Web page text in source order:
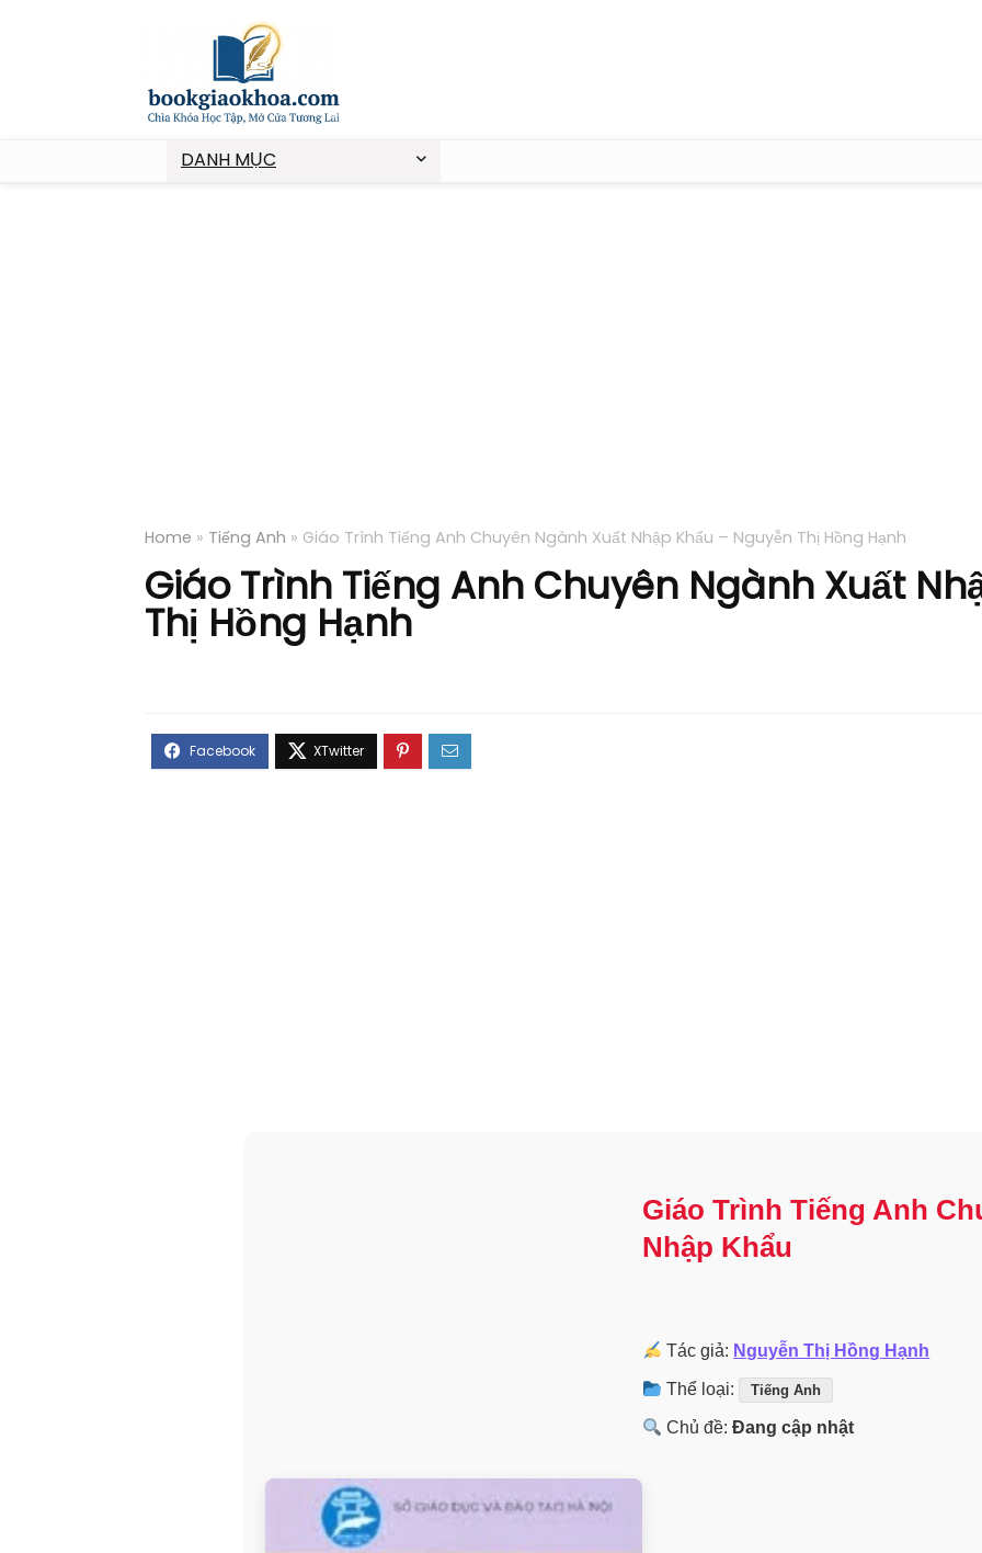
DANH MỤC
Home » Tiếng Anh » Giáo Trình Tiếng Anh Chuyên Ngành Xuất Nhập Khẩu – Nguyễn Thị Hồng Hạnh
Giáo Trình Tiếng Anh Chuyên Ngành Xuất
Thị Hồng Hạnh
Giáo Trình Tiếng Anh
Nhập Khẩu
Tác giả: Nguyễn Thị Hồng Hạnh
Thể loại: Tiếng Anh
Chủ đề:Đang cập nhật